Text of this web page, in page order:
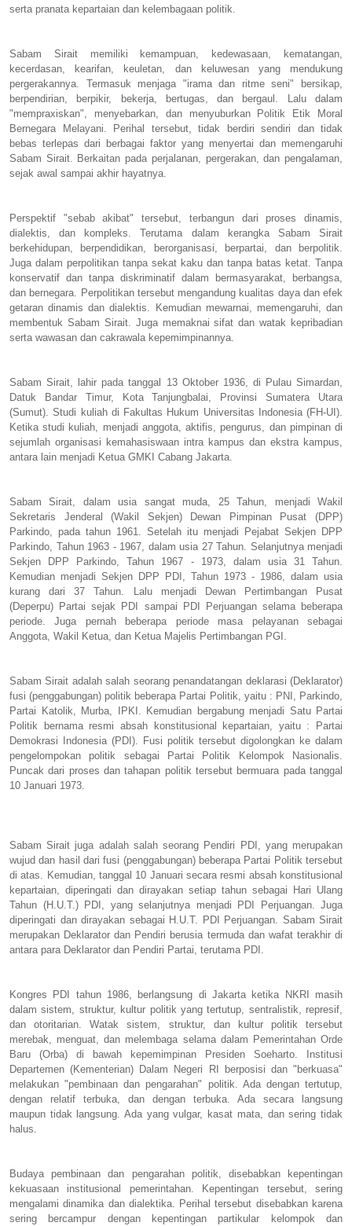
serta pranata kepartaian dan kelembagaan politik.
Sabam Sirait memiliki kemampuan, kedewasaan, kematangan,
kecerdasan, kearifan, keuletan, dan keluwesan yang mendukung
pergerakannya. Termasuk menjaga "irama dan ritme seni" bersikap,
berpendirian, berpikir, bekerja, bertugas, dan bergaul. Lalu dalam
"mempraxiskan", menyebarkan, dan menyuburkan Politik Etik Moral
Bernegara Melayani. Perihal tersebut, tidak berdiri sendiri dan tidak
bebas terlepas dari berbagai faktor yang menyertai dan memengaruhi
Sabam Sirait. Berkaitan pada perjalanan, pergerakan, dan pengalaman,
sejak awal sampai akhir hayatnya.
Perspektif "sebab akibat" tersebut, terbangun dari proses dinamis,
dialektis, dan kompleks. Terutama dalam kerangka Sabam Sirait
berkehidupan, berpendidikan, berorganisasi, berpartai, dan berpolitik.
Juga dalam perpolitikan tanpa sekat kaku dan tanpa batas ketat. Tanpa
konservatif dan tanpa diskriminatif dalam bermasyarakat, berbangsa,
dan bernegara. Perpolitikan tersebut mengandung kualitas daya dan efek
getaran dinamis dan dialektis. Kemudian mewarnai, memengaruhi, dan
membentuk Sabam Sirait. Juga memaknai sifat dan watak kepribadian
serta wawasan dan cakrawala kepemimpinannya.
Sabam Sirait, lahir pada tanggal 13 Oktober 1936, di Pulau Simardan,
Datuk Bandar Timur, Kota Tanjungbalai, Provinsi Sumatera Utara
(Sumut). Studi kuliah di Fakultas Hukum Universitas Indonesia (FH-UI).
Ketika studi kuliah, menjadi anggota, aktifis, pengurus, dan pimpinan di
sejumlah organisasi kemahasiswaan intra kampus dan ekstra kampus,
antara lain menjadi Ketua GMKI Cabang Jakarta.
Sabam Sirait, dalam usia sangat muda, 25 Tahun, menjadi Wakil
Sekretaris Jenderal (Wakil Sekjen) Dewan Pimpinan Pusat (DPP)
Parkindo, pada tahun 1961. Setelah itu menjadi Pejabat Sekjen DPP
Parkindo, Tahun 1963 - 1967, dalam usia 27 Tahun. Selanjutnya menjadi
Sekjen DPP Parkindo, Tahun 1967 - 1973, dalam usia 31 Tahun.
Kemudian menjadi Sekjen DPP PDI, Tahun 1973 - 1986, dalam usia
kurang dari 37 Tahun. Lalu menjadi Dewan Pertimbangan Pusat
(Deperpu) Partai sejak PDI sampai PDI Perjuangan selama beberapa
periode. Juga pernah beberapa periode masa pelayanan sebagai
Anggota, Wakil Ketua, dan Ketua Majelis Pertimbangan PGI.
Sabam Sirait adalah salah seorang penandatangan deklarasi (Deklarator)
fusi (penggabungan) politik beberapa Partai Politik, yaitu : PNI, Parkindo,
Partai Katolik, Murba, IPKI. Kemudian bergabung menjadi Satu Partai
Politik bernama resmi absah konstitusional kepartaian, yaitu : Partai
Demokrasi Indonesia (PDI). Fusi politik tersebut digolongkan ke dalam
pengelompokan politik sebagai Partai Politik Kelompok Nasionalis.
Puncak dari proses dan tahapan politik tersebut bermuara pada tanggal
10 Januari 1973.
Sabam Sirait juga adalah salah seorang Pendiri PDI, yang merupakan
wujud dan hasil dari fusi (penggabungan) beberapa Partai Politik tersebut
di atas. Kemudian, tanggal 10 Januari secara resmi absah konstitusional
kepartaian, diperingati dan dirayakan setiap tahun sebagai Hari Ulang
Tahun (H.U.T.) PDI, yang selanjutnya menjadi PDI Perjuangan. Juga
diperingati dan dirayakan sebagai H.U.T. PDI Perjuangan. Sabam Sirait
merupakan Deklarator dan Pendiri berusia termuda dan wafat terakhir di
antara para Deklarator dan Pendiri Partai, terutama PDI.
Kongres PDI tahun 1986, berlangsung di Jakarta ketika NKRI masih
dalam sistem, struktur, kultur politik yang tertutup, sentralistik, represif,
dan otoritarian. Watak sistem, struktur, dan kultur politik tersebut
merebak, menguat, dan melembaga selama dalam Pemerintahan Orde
Baru (Orba) di bawah kepemimpinan Presiden Soeharto. Institusi
Departemen (Kementerian) Dalam Negeri RI berposisi dan "berkuasa"
melakukan "pembinaan dan pengarahan" politik. Ada dengan tertutup,
dengan relatif terbuka, dan dengan terbuka. Ada secara langsung
maupun tidak langsung. Ada yang vulgar, kasat mata, dan sering tidak
halus.
Budaya pembinaan dan pengarahan politik, disebabkan kepentingan
kekuasaan institusional pemerintahan. Kepentingan tersebut, sering
mengalami dinamika dan dialektika. Perihal tersebut disebabkan karena
sering bercampur dengan kepentingan partikular kelompok dan